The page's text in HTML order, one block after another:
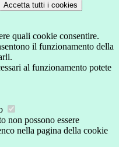
Accetta tutti i cookies
quali cookie consentire.
il funzionamento della
al funzionamento potete
non possono essere
nella pagina della cookie